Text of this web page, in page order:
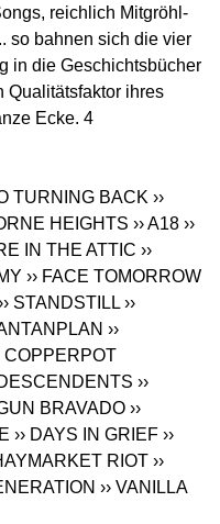
reichlich Mitgröhl-
so bahnen sich die vier
in die Geschichtsbücher
Qualitätsfaktor ihres
Ecke. 4
TURNING BACK ››
HEIGHTS ›› A18 ››
IN THE ATTIC ››
›› FACE TOMORROW
STANDSTILL ››
››
COPPERPOT
DESCENDENTS ››
BRAVADO ››
›› DAYS IN GRIEF ››
RIOT ››
›› VANILLA